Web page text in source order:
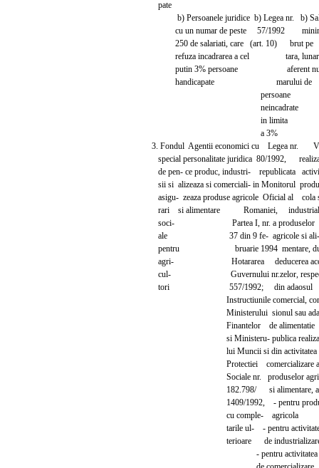
pate
b) Persoanele juridice b) Legea nr. b)
cu un numar de peste 57/1992
250 de salariati, care (art. 10) brut pe
refuza incadrarea a cel tara,
putin 3% persoane aferent
handicapate marului de
persoane
neincadrate
in limita
a 3%
3. Fondul Agentii economici cu Legea nr.
special personalitate juridica 80/1992,
de pen- ce produc, industri- republicata
sii si alizeaza si comerciali- in Monitorul
asigu- zeaza produse agricole Oficial al cola
rari si alimentare Romaniei,
soci- Partea I, nr. a produselor
ale 37 din 9 fe- agricole si ali-
pentru bruarie 1994 mentare,
agri- Hotararea deducerea
cul- Guvernului nr.zelor,
tori 557/1992; din adaosul
Instructiunile comercial,
Ministerului sionul sau
Finantelor de alimentatie
si Ministeru- publica
lui Muncii si din activitatea
Protectiei comercializare a
Sociale nr. produselor
182.798/ si alimentare,
1409/1992, - pentru
cu comple- agricola
tarile ul- - pentru
terioare de industrializare
- pentru activitatea